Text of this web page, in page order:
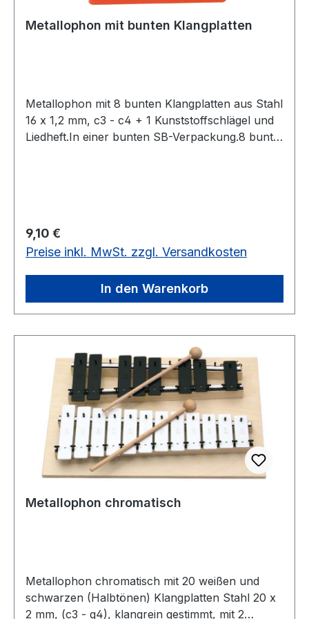
Metallophon mit bunten Klangplatten
Metallophon mit 8 bunten Klangplatten aus Stahl
16 x 1,2 mm, c3 - c4 + 1 Kunststoffschlägel und
Liedheft.In einer bunten SB-Verpackung.8 bunte
Regulärer Preis:
9,10 €
Preise inkl. MwSt. zzgl. Versandkosten
In den Warenkorb
Metallophon chromatisch
Metallophon chromatisch mit 20 weißen und
schwarzen (Halbtönen) Klangplatten Stahl 20 x
2 mm, (c3 - g4), klangrein gestimmt, mit 2